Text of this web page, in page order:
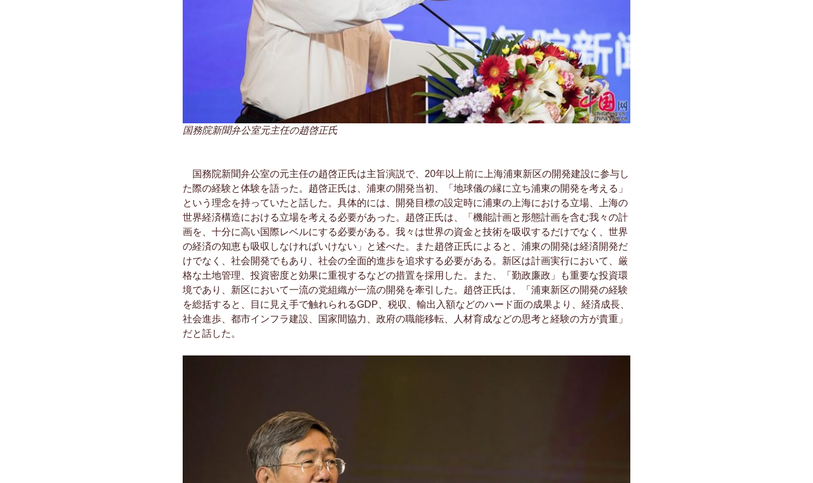
国務院新聞弁公室元主任の趙啓正氏
国務院新聞弁公室の元主任の趙啓正氏は主旨演説で、20年以上前に上海浦東新区の開発建設に参与し
た際の経験と体験を語った。趙啓正氏は、浦東の開発当初、「地球儀の縁に立ち浦東の開発を考える」
という理念を持っていたと話した。具体的には、開発目標の設定時に浦東の上海における立場、上海の
世界経済構造における立場を考える必要があった。趙啓正氏は、「機能計画と形態計画を含む我々の計
画を、十分に高い国際レベルにする必要がある。我々は世界の資金と技術を吸収するだけでなく、世界
の経済の知恵も吸収しなければいけない」と述べた。また趙啓正氏によると、浦東の開発は経済開発だ
けでなく、社会開発でもあり、社会の全面的進歩を追求する必要がある。新区は計画実行において、厳
格な土地管理、投資密度と効果に重視するなどの措置を採用した。また、「勤政廉政」も重要な投資環
境であり、新区において一流の党組織が一流の開発を牽引した。趙啓正氏は、「浦東新区の開発の経験
を総括すると、目に見え手で触れられるGDP、税収、輸出入額などのハード面の成果より、経済成長、
社会進歩、都市インフラ建設、国家間協力、政府の職能移転、人材育成などの思考と経験の方が貴重」
だと話した。